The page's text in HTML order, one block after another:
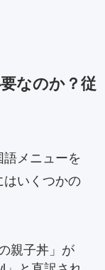
なのか？従
メニューを
はいくつかの
親子丼」が